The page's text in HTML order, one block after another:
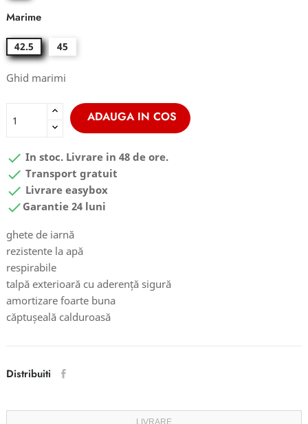
Marime
42.5 45
Ghid marimi
ADAUGA IN COS
 In stoc. Livrare in 48 de ore.
 Transport gratuit
 Livrare easybox
 Garantie 24 luni
ghete de iarnă
rezistente la apă
respirabile
talpă exterioară cu aderență sigură
amortizare foarte buna
căptușeală calduroasă
Distribuiti
LIVRARE